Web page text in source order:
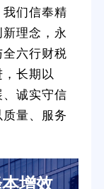
们信奉精
理念，永
六行财税
长期以
诚实守信
量、服务
增效